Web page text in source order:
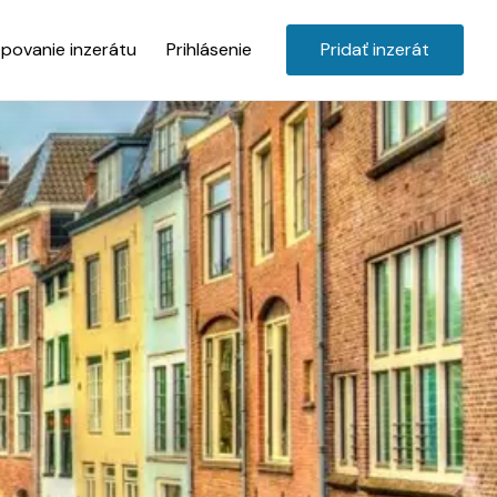
inzerátu Prihlásenie Pridať inzerát